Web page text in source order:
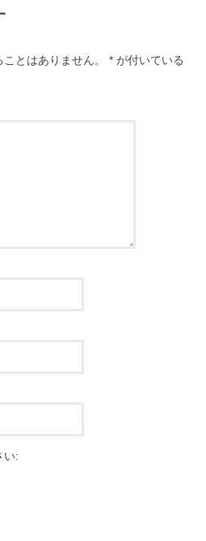
とはありません。 * が付いている
い: